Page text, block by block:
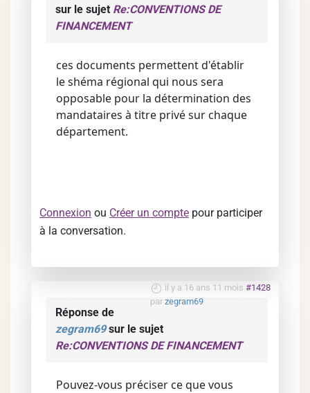
sur le sujet Re:CONVENTIONS DE
FINANCEMENT
ces documents permettent d'établir
le shéma régional qui nous sera
opposable pour la détermination des
mandataires à titre privé sur chaque
département.
Connexion ou Créer un compte pour participer
à la conversation.
il y a 16 ans 11 mois #1428
par zegram69
Réponse de
zegram69sur le sujet
Re:CONVENTIONS DE FINANCEMENT
Pouvez-vous préciser ce que vous